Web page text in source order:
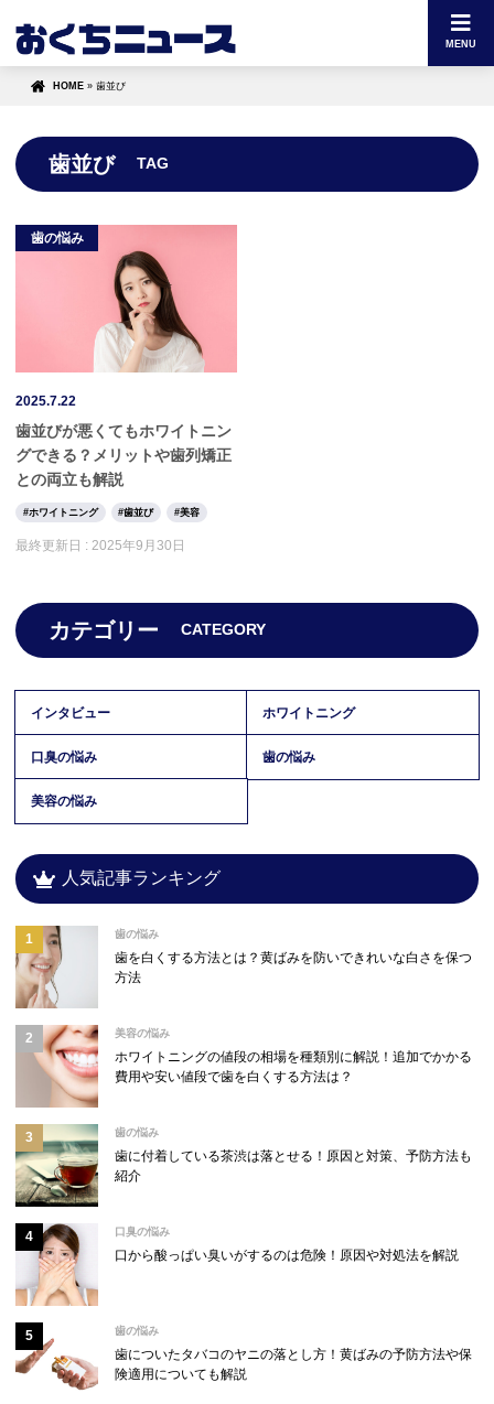
MENU
HOME » 歯並び
歯並び TAG
歯の悩み
2025.7.22
歯並びが悪くてもホワイトニン
グできる？メリットや歯列矯正
との両立も解説
ホワイトニング 歯並び 美容
最終更新日 : 2025年9月30日
カテゴリー CATEGORY
インタビュー ホワイトニング
口臭の悩み 歯の悩み
美容の悩み
人気記事ランキング
歯の悩み
歯を白くする方法とは？黄ばみを防いできれいな白さを保つ
方法
美容の悩み
ホワイトニングの値段の相場を種類別に解説！追加でかかる
費用や安い値段で歯を白くする方法は？
歯の悩み
歯に付着している茶渋は落とせる！原因と対策、予防方法も
紹介
口臭の悩み
口から酸っぱい臭いがするのは危険！原因や対処法を解説
歯の悩み
歯についたタバコのヤニの落とし方！黄ばみの予防方法や保
険適用についても解説